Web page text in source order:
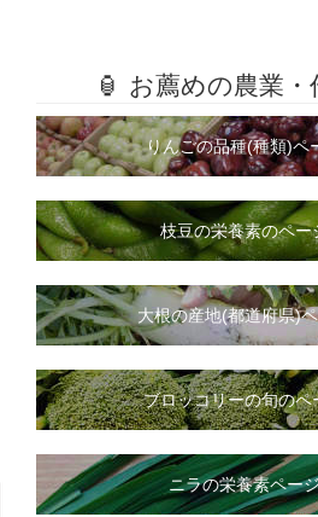
🏮 お薦めの農業・
りんごの品種(種類)ペ
枝豆の栄養素のペー
大根の産地(都道府県)
ブロッコリーの旬のペ
ニラの栄養素ペー